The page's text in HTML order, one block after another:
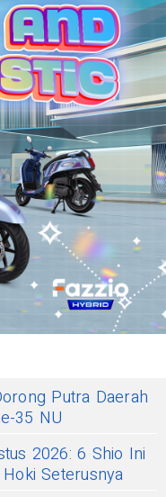
Putra Daerah
35 NU
2026: 6 Shio Ini
Seterusnya